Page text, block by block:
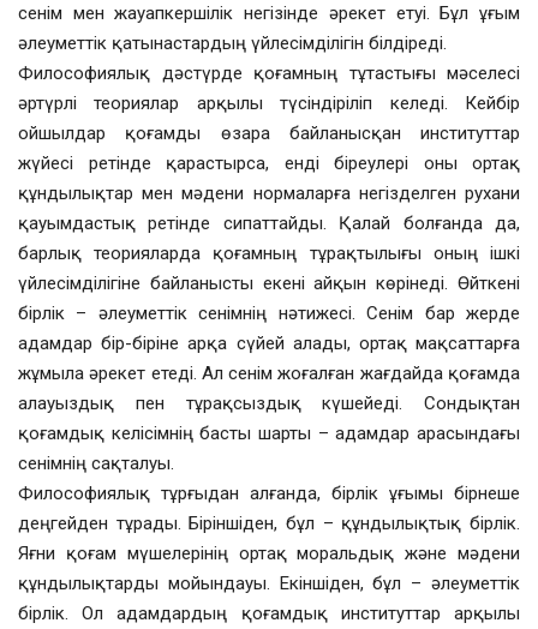
сенім мен жауапкершілік негізінде әрекет етуі. Бұл ұғым
әлеуметтік қатынастардың үйлесімділігін білдіреді.
Философиялық дәстүрде қоғамның тұтастығы мәселесі
әртүрлі теориялар арқылы түсіндіріліп келеді. Кейбір
ойшылдар қоғамды өзара байланысқан институттар
жүйесі ретінде қарастырса, енді біреулері оны ортақ
құндылықтар мен мәдени нормаларға негізделген рухани
қауымдастық ретінде сипаттайды. Қалай болғанда да,
барлық теорияларда қоғамның тұрақтылығы оның ішкі
үйлесімділігіне байланысты екені айқын көрінеді. Өйткені
бірлік – әлеуметтік сенімнің нәтижесі. Сенім бар жерде
адамдар бір-біріне арқа сүйей алады, ортақ мақсаттарға
жұмыла әрекет етеді. Ал сенім жоғалған жағдайда қоғамда
алауыздық пен тұрақсыздық күшейеді. Сондықтан
қоғамдық келісімнің басты шарты – адамдар арасындағы
сенімнің сақталуы.
Философиялық тұрғыдан алғанда, бірлік ұғымы бірнеше
деңгейден тұрады. Біріншіден, бұл – құндылықтық бірлік.
Яғни қоғам мүшелерінің ортақ моральдық және мәдени
құндылықтарды мойындауы. Екіншіден, бұл – әлеуметтік
бірлік. Ол адамдардың қоғамдық институттар арқылы